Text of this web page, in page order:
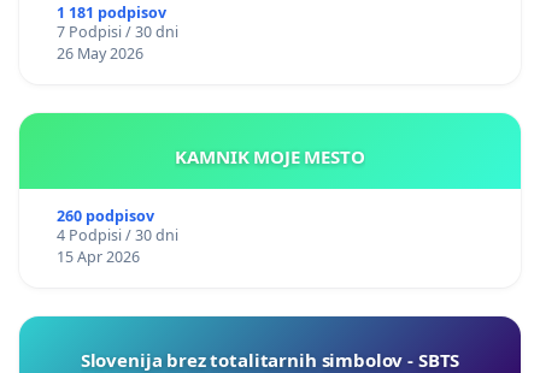
1 181 podpisov
7 Podpisi / 30 dni
26 May 2026
KAMNIK MOJE MESTO
260 podpisov
4 Podpisi / 30 dni
15 Apr 2026
Slovenija brez totalitarnih simbolov - SBTS